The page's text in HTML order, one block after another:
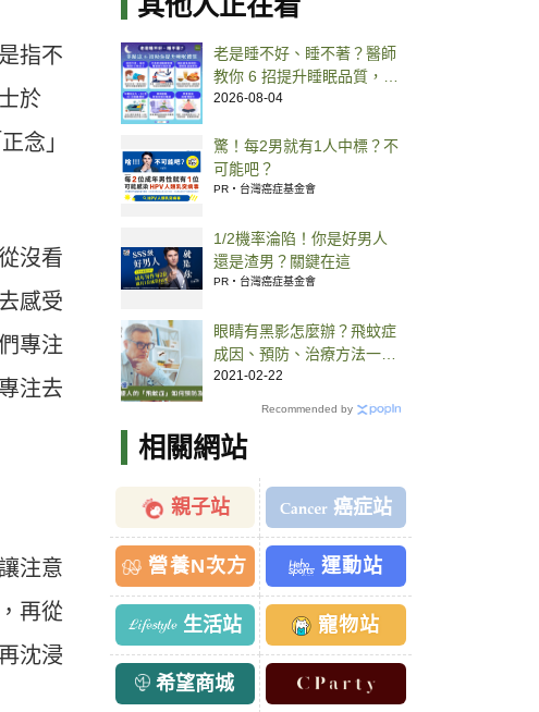
指不
於
念」
沒看
感受
專注
注去
注意
再從
沈浸
老是睡不好、睡不著？醫師
教你 6 招提升睡眠品質，建
立睡前儀式更容易入眠
2026-08-04
驚！每2男就有1人中標？不
可能吧？
PR・台灣癌症基金會
1/2機率淪陷！你是好男人
還是渣男？關鍵在這
PR・台灣癌症基金會
眼睛有黑影怎麼辦？飛蚊症
成因、預防、治療方法一次
看
2021-02-22
Recommended by
相關網站
親子站 癌症站
營養N次方 運動站
生活站 寵物站
希望商城